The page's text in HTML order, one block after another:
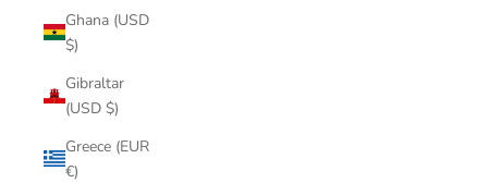
Ghana (USD
$)
Gibraltar
(USD $)
Greece (EUR
€)